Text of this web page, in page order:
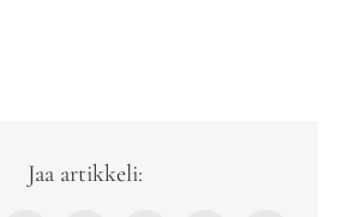
Jaa artikkeli: